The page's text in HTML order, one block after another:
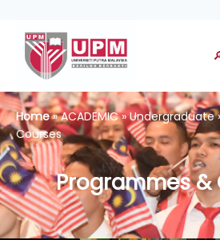
Home» ACADEMIC »
Courses
Programmes &